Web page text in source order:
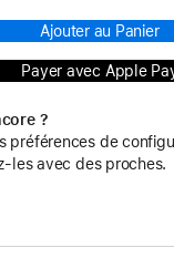
Ajouter au Panier
Payer avec Apple
?
préférences de
les avec des proches.